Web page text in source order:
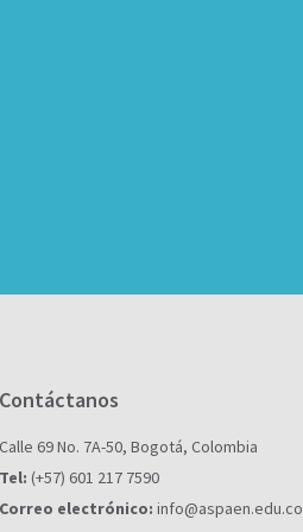
Contáctanos
Calle 69 No. 7A-50, Bogotá, Colombia
Tel: (+57) 601 217 7590
Correo electrónico: info@aspaen.edu.co